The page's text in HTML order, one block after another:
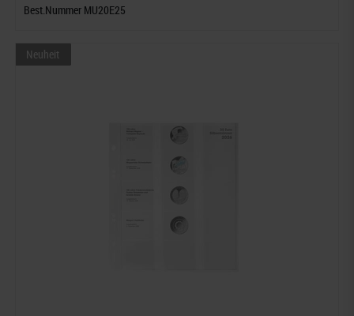
Best.Nummer MU20E25
Neuheit